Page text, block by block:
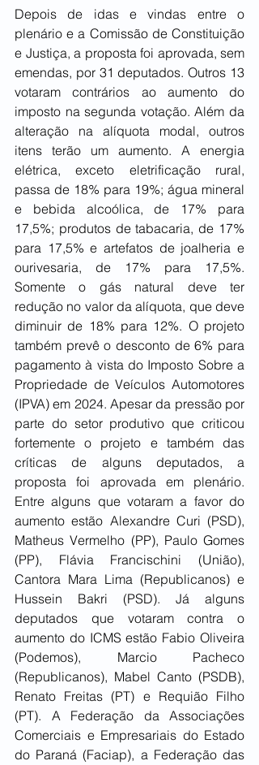
Depois de idas e vindas entre o
plenário e a Comissão de Constituição
e Justiça, a proposta foi aprovada, sem
emendas, por 31 deputados. Outros 13
votaram contrários ao aumento do
imposto na segunda votação. Além da
alteração na alíquota modal, outros
itens terão um aumento. A energia
elétrica, exceto eletrificação rural,
passa de 18% para 19%; água mineral
e bebida alcoólica, de 17% para
17,5%; produtos de tabacaria, de 17%
para 17,5% e artefatos de joalheria e
ourivesaria, de 17% para 17,5%.
Somente o gás natural deve ter
redução no valor da alíquota, que deve
diminuir de 18% para 12%. O projeto
também prevê o desconto de 6% para
pagamento à vista do Imposto Sobre a
Propriedade de Veículos Automotores
(IPVA) em 2024. Apesar da pressão por
parte do setor produtivo que criticou
fortemente o projeto e também das
críticas de alguns deputados, a
proposta foi aprovada em plenário.
Entre alguns que votaram a favor do
aumento estão Alexandre Curi (PSD),
Matheus Vermelho (PP), Paulo Gomes
(PP), Flávia Francischini (União),
Cantora Mara Lima (Republicanos) e
Hussein Bakri (PSD). Já alguns
deputados que votaram contra o
aumento do ICMS estão Fabio Oliveira
(Podemos), Marcio Pacheco
(Republicanos), Mabel Canto (PSDB),
Renato Freitas (PT) e Requião Filho
(PT). A Federação da Associações
Comerciais e Empresariais do Estado
do Paraná (Faciap), a Federação das